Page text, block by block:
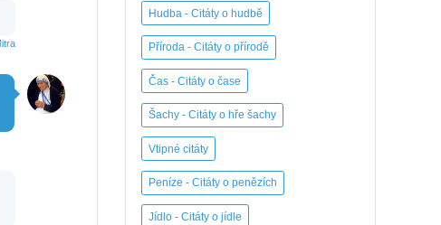
Hudba - Citáty o hudbě
Příroda - Citáty o přírodě
Čas - Citáty o čase
Šachy - Citáty o hře šachy
Vtipné citáty
Peníze - Citáty o penězích
Jídlo - Citáty o jídle